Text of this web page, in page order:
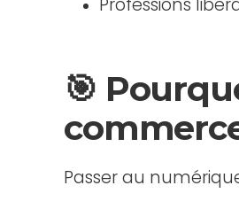
Professions
🎯
Passer au